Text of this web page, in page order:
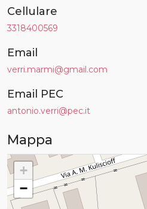
Cellulare
3318400569
Email
verri.marmi@gmail.com
Email PEC
antonio.verri@pec.it
Mappa
+
−